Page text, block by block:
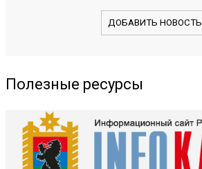
ДОБАВИТЬ НОВОСТЬ
Полезные ресурсы